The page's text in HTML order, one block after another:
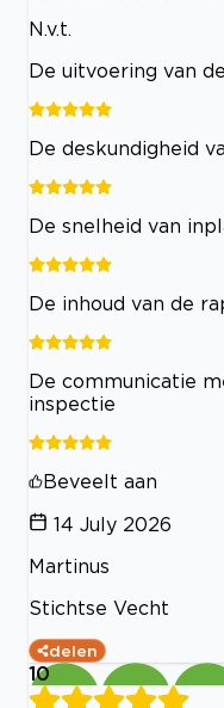
N.v.t.
De uitvoering van
De deskundigheid
De snelheid van
De inhoud van de
De communicatie
inspectie
Beveelt aan
14 July 2026
Martinus
Stichtse Vecht
delen
10